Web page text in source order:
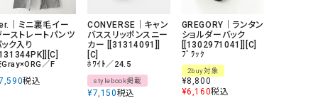
GO TO HOLLYWOOD（ゴートゥーハリウ
ッド）
G-STAR RAW（ジースターロウ）
GOOD SPEED（グッドスピード） un cinq（アンサンク）
｜ミニ裏毛イー
ーストレートパンツ
ック入り
Gray×ORG／F
税込
CONVERSE｜キャン
バススリッポンスニー
カー [[31314091]]
[C]
ﾎﾜｲﾄ／24.5
stylebook掲載
¥7,150税込
GREGORY｜ランタン
ショルダーバック
[[1302971041]][C]
ﾌﾞﾗｯｸ
2buy対象
¥8,800
¥6,160税込